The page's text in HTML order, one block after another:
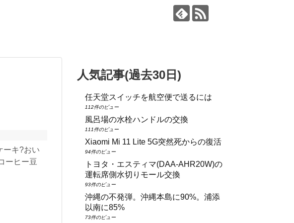
ーキ?おい
ーヒー豆
人気記事(過去30日)
任天堂スイッチを航空便で送るには
112件のビュー
風呂場の水栓ハンドルの交換
111件のビュー
Xiaomi Mi 11 Lite 5G突然死からの復活
94件のビュー
トヨタ・エスティマ(DAA‑AHR20W)の
運転席側水切りモール交換
93件のビュー
沖縄の不発弾。沖縄本島に90%。浦添
以南に85%
73件のビュー